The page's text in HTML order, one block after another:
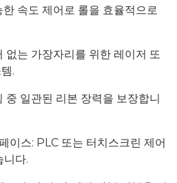
속도 제어로 롤을 효율적으로
없는 가장자리를 위한 레이저 또
.
중 일관된 리본 장력을 보장합니
이스: PLC 또는 터치스크린 제어
니다.